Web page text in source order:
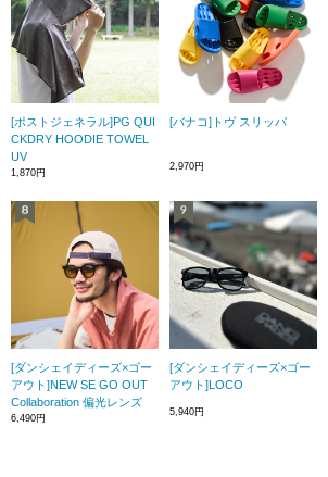
[ポストジェネラル]PG QUI
CKDRY HOODIE TOWEL
UV
1,870円
[バナコ]トヴ スリッパ
2,970円
[ダンシェイディーズ×ゴー
アウト]NEW SE GO OUT
Collaboration 偏光レンズ
6,490円
[ダンシェイディーズ×ゴー
アウト]LOCO
5,940円